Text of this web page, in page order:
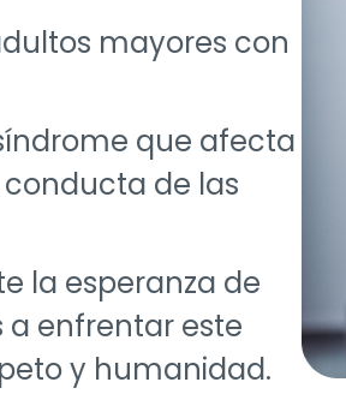
mayores con
que afecta
de las
la esperanza de
a enfrentar este
y humanidad.